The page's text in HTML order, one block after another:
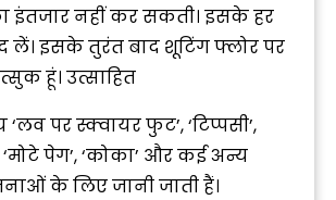
नहीं कर सकती। इसके हर
लें। इसके तुरंत बाद शूटिंग फ्लोर पर
हूं। उत्साहित
पर स्क्वायर फुट’, ‘टिप्पसी’,
पेग’, ‘कोका’ और कई अन्य
के लिए जानी जाती हैं।